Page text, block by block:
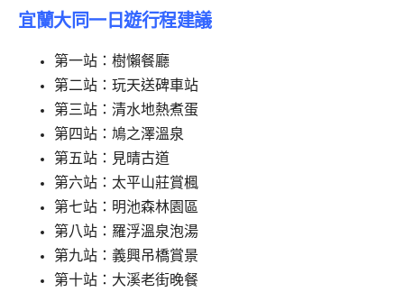
宜蘭大同一日遊行程建議
第一站：樹懶餐廳
第二站：玩天送碑車站
第三站：清水地熱煮蛋
第四站：鳩之澤溫泉
第五站：見晴古道
第六站：太平山莊賞楓
第七站：明池森林園區
第八站：羅浮溫泉泡湯
第九站：義興吊橋賞景
第十站：大溪老街晚餐